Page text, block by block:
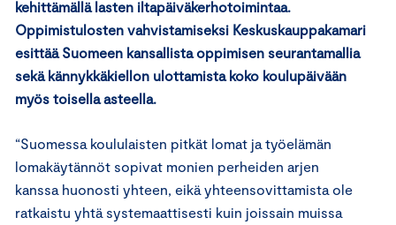
kehittämällä lasten iltapäiväkerhotoimintaa.
Oppimistulosten vahvistamiseksi Keskuskauppakamari
esittää Suomeen kansallista oppimisen seurantamallia
sekä kännykkäkiellon ulottamista koko koulupäivään
myös toisella asteella.
“Suomessa koululaisten pitkät lomat ja työelämän
lomakäytännöt sopivat monien perheiden arjen
kanssa huonosti yhteen, eikä yhteensovittamista ole
ratkaistu yhtä systemaattisesti kuin joissain muissa